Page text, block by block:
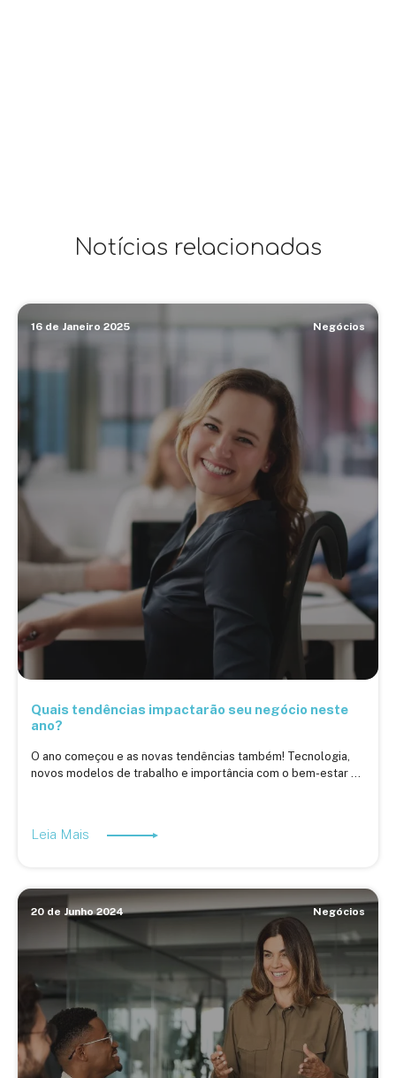
Notícias relacionadas
16 de Janeiro 2025 Negócios
Quais tendências impactarão seu negócio neste
ano?
O ano começou e as novas tendências também! Tecnologia,
novos modelos de trabalho e importância com o bem-estar ...
Leia Mais
20 de Junho 2024 Negócios